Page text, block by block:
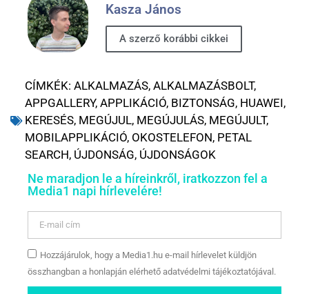
Kasza János
A szerző korábbi cikkei
CÍMKÉK: ALKALMAZÁS, ALKALMAZÁSBOLT,
APPGALLERY, APPLIKÁCIÓ, BIZTONSÁG, HUAWEI,
KERESÉS, MEGÚJUL, MEGÚJULÁS, MEGÚJULT,
MOBILAPPLIKÁCIÓ, OKOSTELEFON, PETAL
SEARCH, ÚJDONSÁG, ÚJDONSÁGOK
Ne maradjon le a híreinkről, iratkozzon fel a
Media1 napi hírlevelére!
Hozzájárulok, hogy a Media1.hu e-mail hírlevelet küldjön
összhangban a honlapján elérhető adatvédelmi tájékoztatójával.